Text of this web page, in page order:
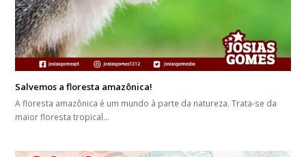
Salvemos a floresta amazônica!
A floresta amazônica é um mundo à parte da natureza. Trata-se da
maior floresta tropical…